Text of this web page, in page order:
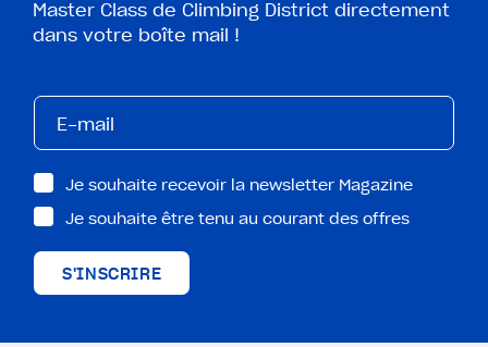
Master Class de Climbing District directement
dans votre boîte mail !
Je souhaite recevoir la newsletter Magazine
Je souhaite être tenu au courant des offres
S'INSCRIRE